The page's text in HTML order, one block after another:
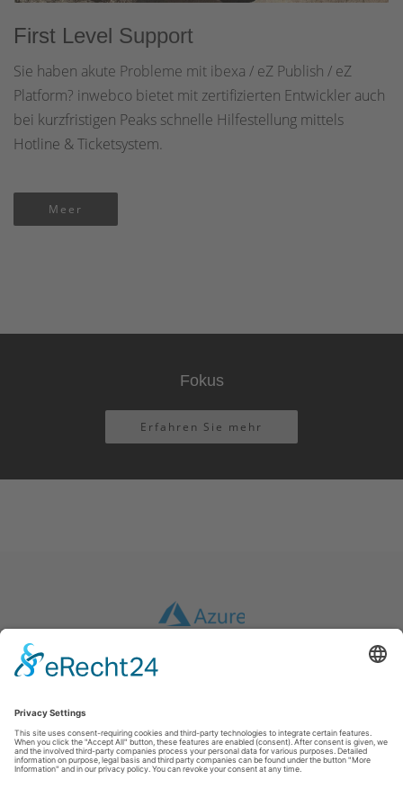
First Level Support
Sie haben akute Probleme mit ibexa / eZ Publish / eZ
Platform? inwebco bietet mit zertifizierten Entwickler auch
bei kurzfristigen Peaks schnelle Hilfestellung mittels
Hotline & Ticketsystem.
Meer
Fokus
Erfahren Sie mehr
Afdruk|GTC|Gegevensbescherming|Disclaimer